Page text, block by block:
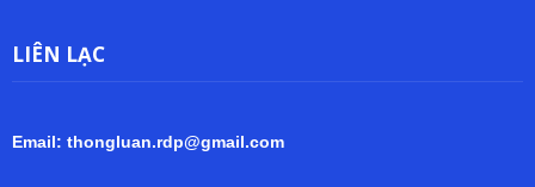
LIÊN LẠC
Email: thongluan.rdp@gmail.com